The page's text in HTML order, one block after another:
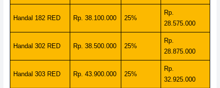
Handal 182 RED Rp. 38.100.000 25%
Rp.
28.575.000
Handal 302 RED Rp. 38.500.000 25%
Rp.
28.875.000
Handal 303 RED Rp. 43.900.000 25%
Rp.
32.925.000